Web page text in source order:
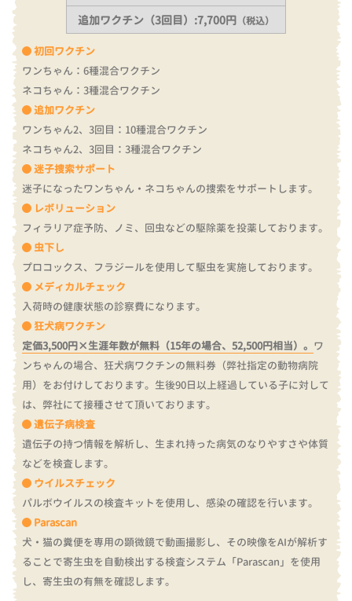
初回ワクチン
ワンちゃん：6種混合ワクチン
ネコちゃん：3種混合ワクチン
追加ワクチン
ワンちゃん2、3回目：10種混合ワクチン
ネコちゃん2、3回目：3種混合ワクチン
迷子捜索サポート
迷子になったワンちゃん・ネコちゃんの捜索をサポートします。
レボリューション
フィラリア症予防、ノミ、回虫などの駆除薬を投薬しております。
虫下し
プロコックス、フラジールを使用して駆虫を実施しております。
メディカルチェック
入荷時の健康状態の診察費になります。
狂犬病ワクチン
定価3,500円×生涯年数が無料（15年の場合、52,500円相当）。 ワ
ンちゃんの場合、狂犬病ワクチンの無料券（弊社指定の動物病院
用）をお付けしております。 生後90日以上経過している子に対して
は、弊社にて接種させて頂いております。
遺伝子病検査
遺伝子の持つ情報を解析し、生まれ持った病気のなりやすさや体質
などを検査します。
ウイルスチェック
パルボウイルスの検査キットを使用し、感染の確認を行います。
Parascan
犬・猫の糞便を専用の顕微鏡で動画撮影し、その映像をAIが解析す
ることで寄生虫を自動検出する検査システム「Parascan」を使用
し、寄生虫の有無を確認します。
追加ワクチン（3回目）:7,700円 （税込）